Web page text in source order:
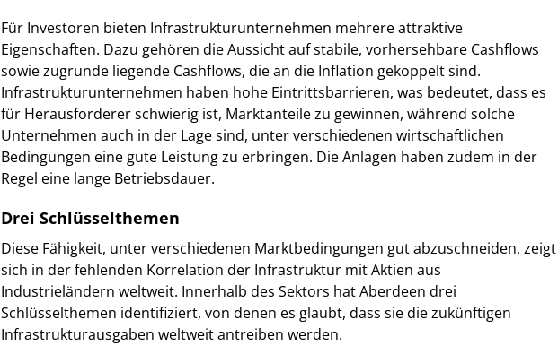
Für Investoren bieten Infrastrukturunternehmen mehrere attraktive
Eigenschaften. Dazu gehören die Aussicht auf stabile, vorhersehbare Cashflows
sowie zugrunde liegende Cashflows, die an die Inflation gekoppelt sind.
Infrastrukturunternehmen haben hohe Eintrittsbarrieren, was bedeutet, dass es
für Herausforderer schwierig ist, Marktanteile zu gewinnen, während solche
Unternehmen auch in der Lage sind, unter verschiedenen wirtschaftlichen
Bedingungen eine gute Leistung zu erbringen. Die Anlagen haben zudem in der
Regel eine lange Betriebsdauer.
Drei Schlüsselthemen
Diese Fähigkeit, unter verschiedenen Marktbedingungen gut abzuschneiden, zeigt
sich in der fehlenden Korrelation der Infrastruktur mit Aktien aus
Industrieländern weltweit. Innerhalb des Sektors hat Aberdeen drei
Schlüsselthemen identifiziert, von denen es glaubt, dass sie die zukünftigen
Infrastrukturausgaben weltweit antreiben werden.